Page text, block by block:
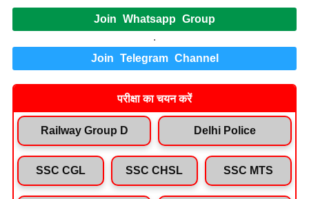
Join Whatsapp Group
.
Join Telegram Channel
परीक्षा का चयन करें
Railway Group D Delhi Police
SSC CGL SSC CHSL SSC MTS